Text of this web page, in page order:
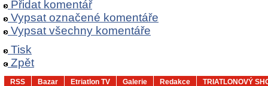
Přidat komentář
Vypsat označené komentáře
Vypsat všechny komentáře
Tisk
Zpět
RSS Bazar Etriatlon TV Galerie Redakce
TRIATLONOVÝ